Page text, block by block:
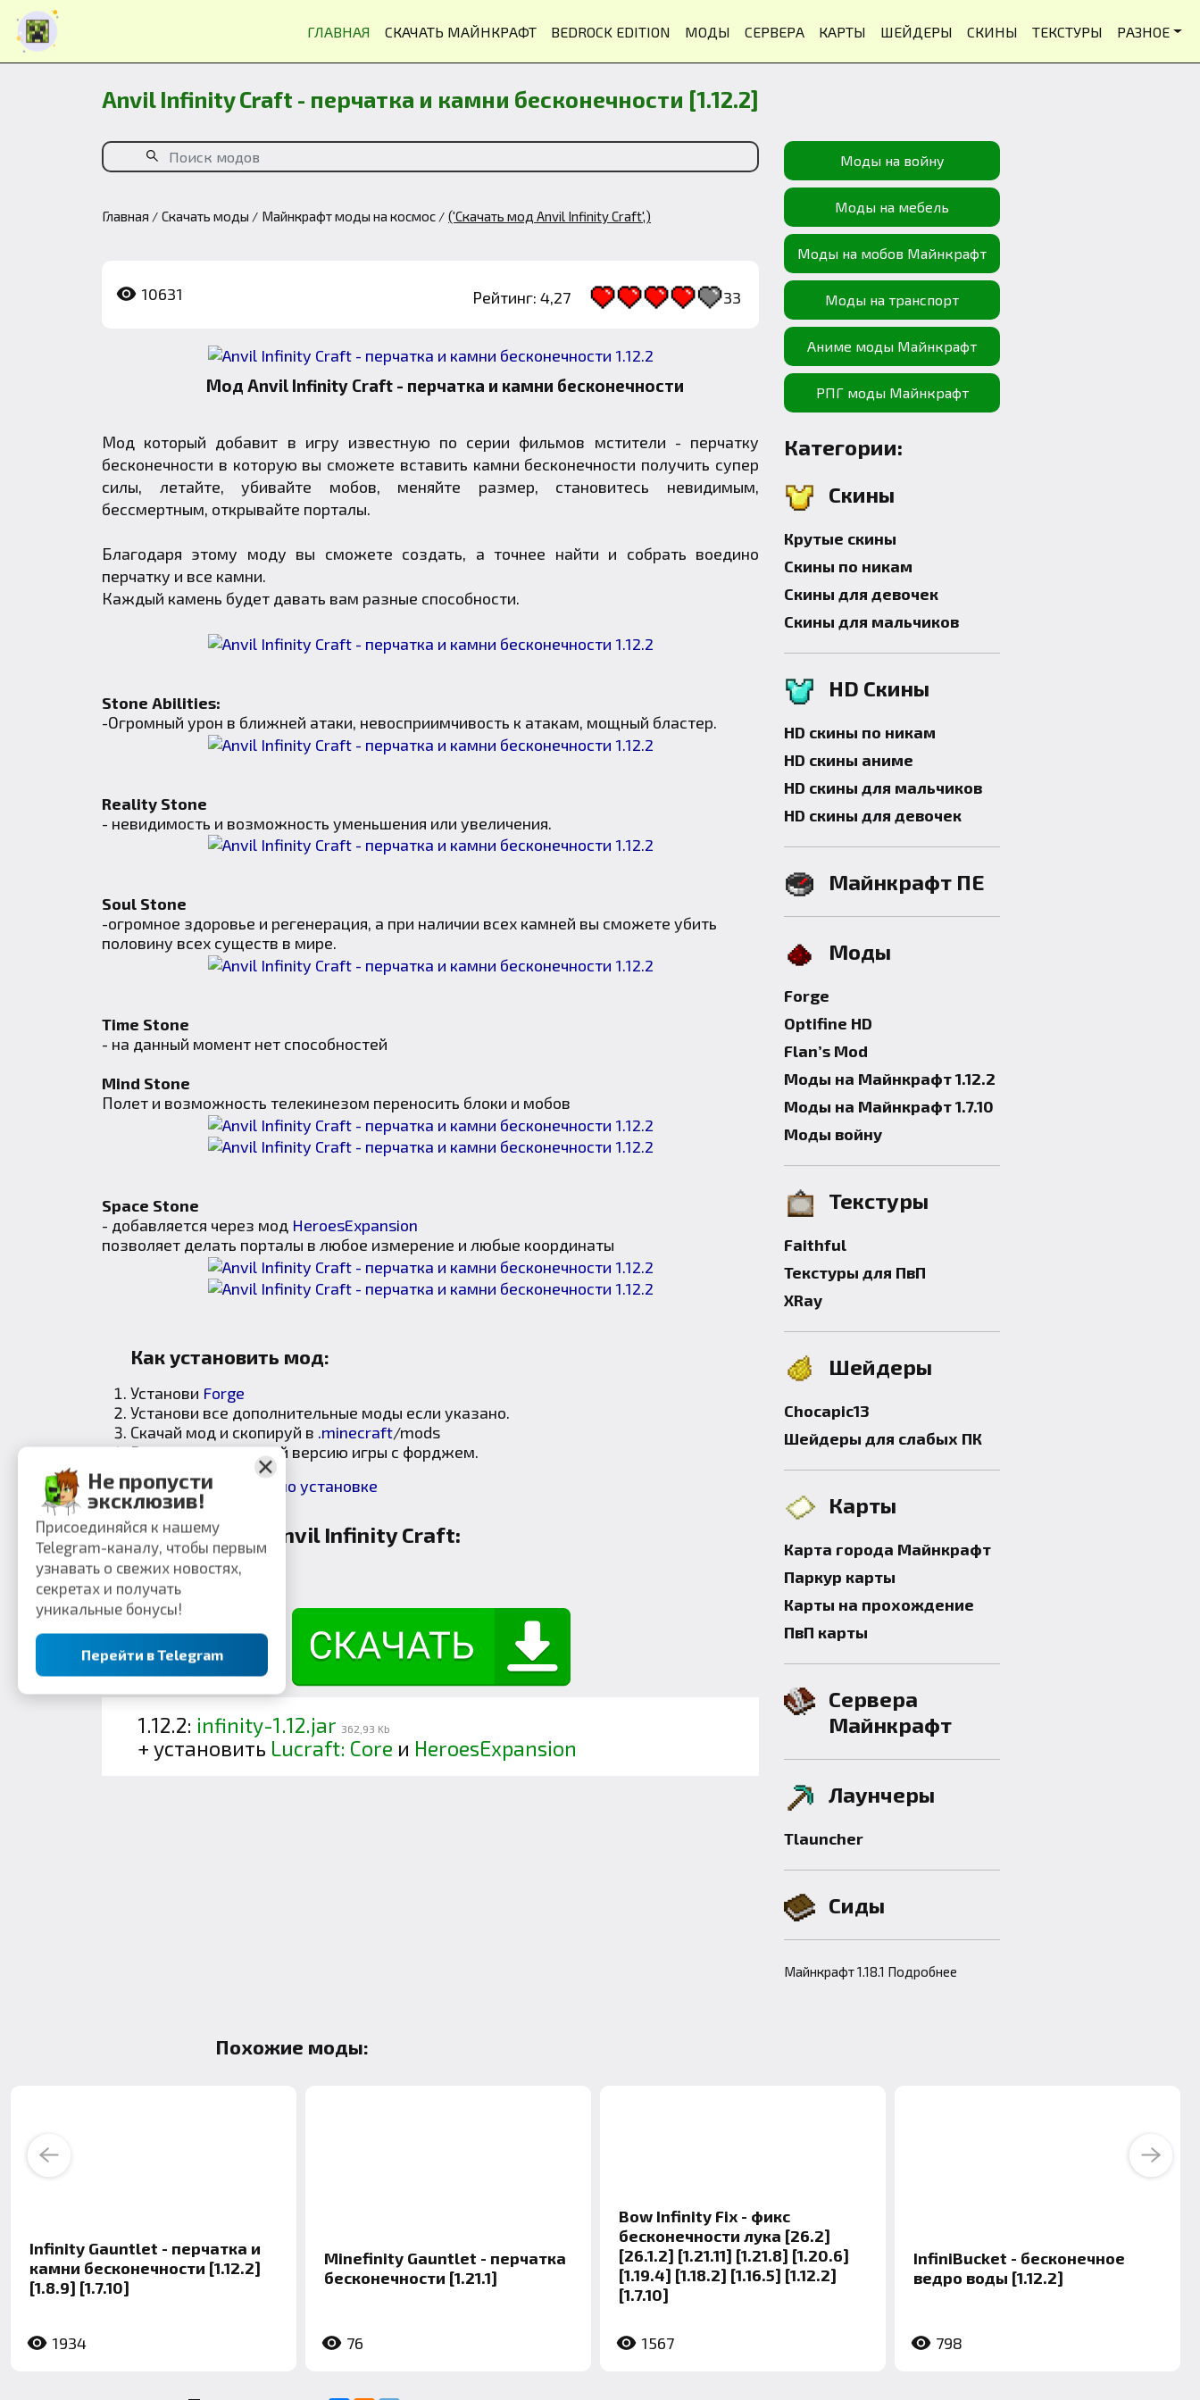
ГЛАВНАЯ СКАЧАТЬ МАЙНКРАФТ BEDROCK EDITION МОДЫ СЕРВЕРА КАРТЫ ШЕЙДЕРЫ СКИНЫ ТЕКСТУРЫ РАЗНОЕ
Anvil Infinity Craft - перчатка и камни бесконечности [1.12.2]
Главная Скачать моды Майнкрафт моды на космос ('Скачать мод Anvil Infinity Craft',)
10631
Рейтинг: 4,27
33
Мод Anvil Infinity Craft- перчатка и камни бесконечности
Мод который добавит в игру известную по серии фильмов мстители - перчатку
бесконечности в которую вы сможете вставить камни бесконечности получить супер
силы, летайте, убивайте мобов, меняйте размер, становитесь невидимым,
бессмертным, открывайте порталы.
Благодаря этому моду вы сможете создать, а точнее найти и собрать воедино
перчатку и все камни.
Каждый камень будет давать вам разные способности.
Stone Abilities:
-Огромный урон в ближней атаки, невосприимчивость к атакам, мощный бластер.
Reality Stone
- невидимость и возможность уменьшения или увеличения.
Soul Stone
-огромное здоровье и регенерация, а при наличии всех камней вы сможете убить
половину всех существ в мире.
Time Stone
- на данный момент нет способностей
Mind Stone
Полет и возможность телекинезом переносить блоки и мобов
Space Stone
- добавляется через мод HeroesExpansion
позволяет делать порталы в любое измерение и любые координаты
Как установить мод:
Установи Forge
Установи все дополнительные моды если указано.
Скачай мод и скопируй в .minecraft/mods
В лаунчере запускай версию игры с форджем.
Подробная инструкция по установке
Скачать мод Anvil Infinity Craft:
1.12.2: infinity-1.12.jar 362,93 Kb
+ установить Lucraft: Core и HeroesExpansion
Моды на войну
Моды на мебель
Моды на мобов Майнкрафт
Моды на транспорт
Аниме моды Майнкрафт
РПГ моды Майнкрафт
Категории:
Скины
Крутые скины
Скины по никам
Скины для девочек
Скины для мальчиков
HD Скины
HD скины по никам
HD скины аниме
HD скины для мальчиков
HD скины для девочек
Майнкрафт ПЕ
Моды
Forge
Optifine HD
Flan’s Mod
Моды на Майнкрафт 1.12.2
Моды на Майнкрафт 1.7.10
Моды войну
Текстуры
Faithful
Текстуры для ПвП
XRay
Шейдеры
Chocapic13
Шейдеры для слабых ПК
Карты
Карта города Майнкрафт
Паркур карты
Карты на прохождение
ПвП карты
Сервера
Майнкрафт
Лаунчеры
Tlauncher
Сиды
Майнкрафт 1.18.1 Подробнее
Похожие моды:
Infinity Gauntlet - перчатка и
камни бесконечности [1.12.2]
[1.8.9] [1.7.10]
1934
Minefinity Gauntlet - перчатка
бесконечности [1.21.1]
76
Bow Infinity Fix - фикс
бесконечности лука [26.2]
[26.1.2] [1.21.11] [1.21.8] [1.20.6]
[1.19.4] [1.18.2] [1.16.5] [1.12.2]
[1.7.10]
1567
InfiniBucket - бесконечное
ведро воды [1.12.2]
798
Previous Next
Не пропусти
эксклюзив!
Присоединяйся к нашему
Telegram-каналу, чтобы первым
узнавать о свежих новостях,
секретах и получать
уникальные бонусы!
Перейти в Telegram